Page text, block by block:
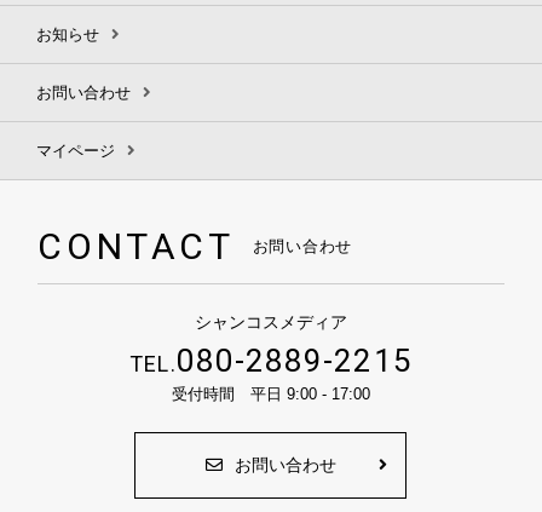
お知らせ
お問い合わせ
マイページ
CONTACT お問い合わせ
シャンコスメディア
TEL.080-2889-2215
受付時間 平日 9:00 - 17:00
お問い合わせ